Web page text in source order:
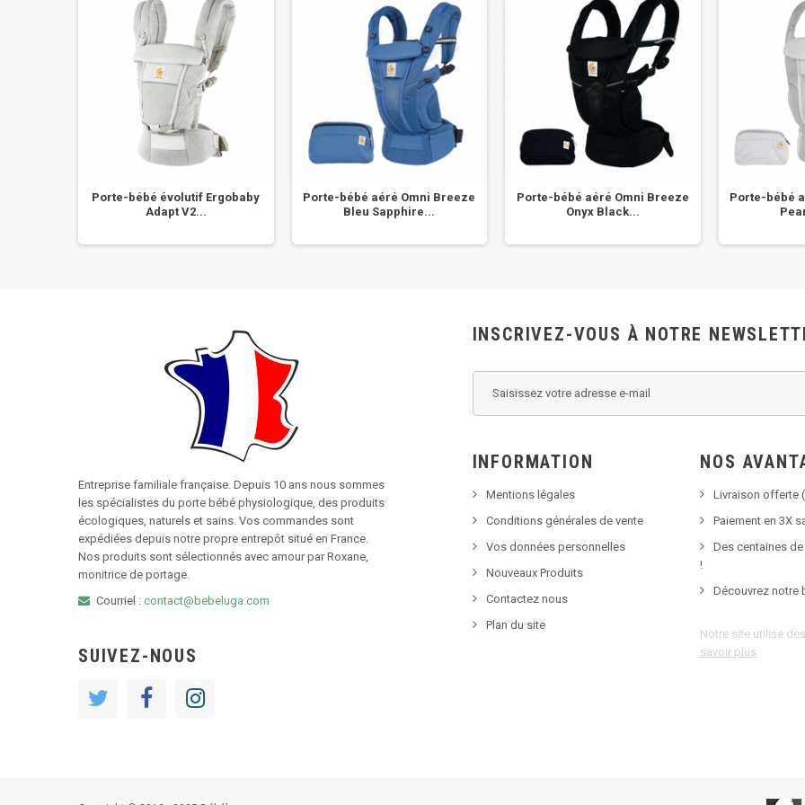
Porte-bébé évolutif Ergobaby
Adapt V2...
Porte-bébé aéré Omni Breeze
Bleu Sapphire...
Porte-bébé aéré Omni Breeze
Onyx Black...
Porte-bébé
Entreprise familiale française. Depuis 10 ans nous sommes
les spécialistes du porte bébé physiologique, des produits
écologiques, naturels et sains. Vos commandes sont
expédiées depuis notre propre entrepôt situé en France.
Nos produits sont sélectionnés avec amour par Roxane,
monitrice de portage.
Courriel : contact@bebeluga.com
SUIVEZ-NOUS
INSCRIVEZ-VOUS À NOTRE
INFORMATION
Mentions légales
Conditions générales de vente
Vos données personnelles
Nouveaux Produits
Contactez nous
Plan du site
NOS
Livraison offerte
Paiement en 3X
Des centaines
!
Découvrez notre
Notre site utilise
savoir plus